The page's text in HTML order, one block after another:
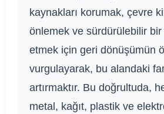
kaynakları korumak, çevre
önlemek ve sürdürülebilir
etmek için geri dönüşümün
vurgulayarak, bu alandaki
artırmaktır. Bu doğrultuda,
metal, kağıt, plastik ve